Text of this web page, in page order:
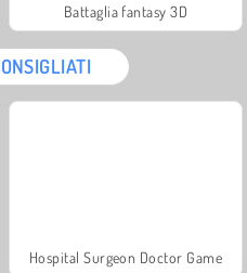
Battaglia fantasy 3D
Hospital Surgeon Doctor Game